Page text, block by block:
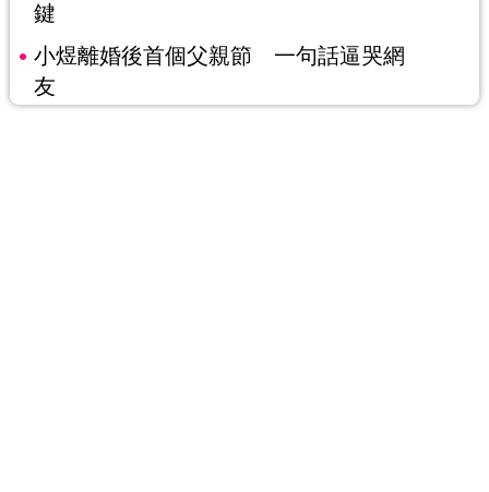
鍵
小煜離婚後首個父親節 一句話逼哭網
友